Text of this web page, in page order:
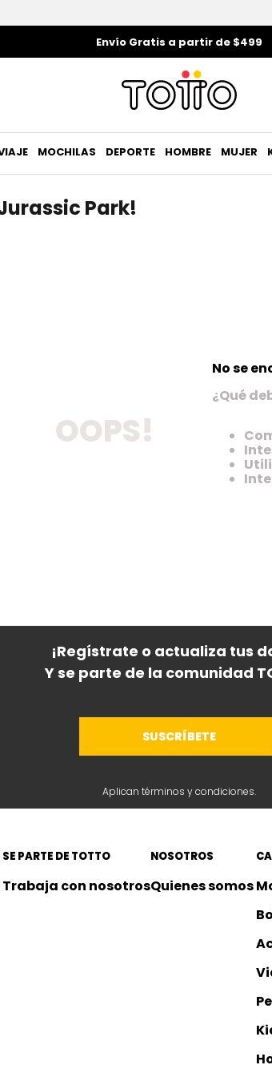
Envío Gratis a partir de $499
MOCHILAS DEPORTE HOMBRE MUJER
Park!
OOPS!
No se
¿Qué
¡Regístrate o actualiza tus
Y se parte de la comunidad
SUSCRÍBETE
Aplican términos y condiciones.
SE PARTE DE TOTTO
Trabaja con nosotros
NOSOTROS
Quienes somos